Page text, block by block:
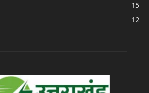
15
12